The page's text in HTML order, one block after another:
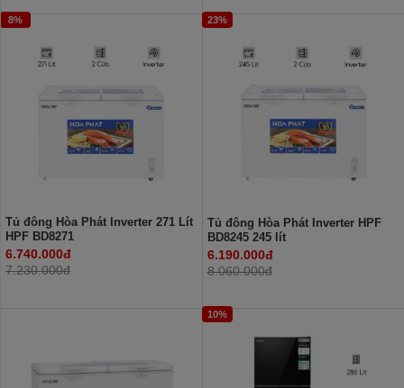
8%
Tủ đông Hòa Phát Inverter 271 Lít
HPF BD8271
6.740.000đ
7.230.000đ
23%
Tủ đông Hòa Phát Inverter HPF
BD8245 245 lít
6.190.000đ
8.060.000đ
10%